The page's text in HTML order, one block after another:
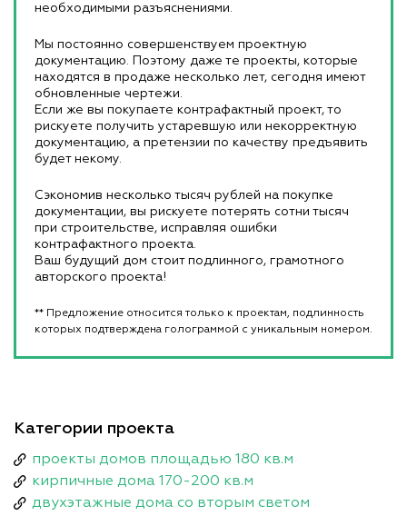
необходимыми разъяснениями.
Мы постоянно совершенствуем проектную
документацию. Поэтому даже те проекты, которые
находятся в продаже несколько лет, сегодня имеют
обновленные чертежи.
Если же вы покупаете контрафактный проект, то
рискуете получить устаревшую или некорректную
документацию, а претензии по качеству предъявить
будет некому.
Сэкономив несколько тысяч рублей на покупке
документации, вы рискуете потерять сотни тысяч
при строительстве, исправляя ошибки
контрафактного проекта.
Ваш будущий дом стоит подлинного, грамотного
авторского проекта!
** Предложение относится только к проектам, подлинность
которых подтверждена голограммой с уникальным номером.
Категории проекта
проекты домов площадью 180 кв.м
кирпичные дома 170-200 кв.м
двухэтажные дома со вторым светом